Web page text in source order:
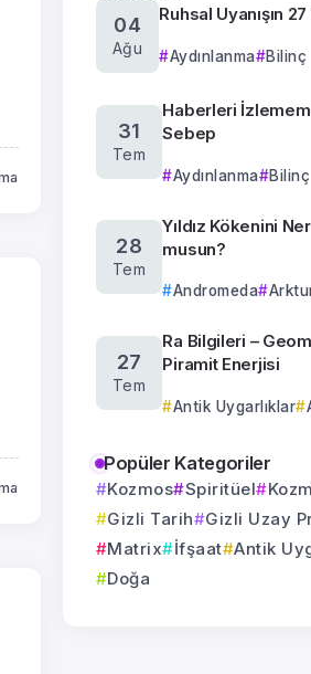
04
Ağu
Ruhsal Uyanışın
Aydınlanma Bilinç
31
Tem
Haberleri
Sebep
Aydınlanma Bilinç
28
Tem
Yıldız Kökenini
musun?
Andromeda
27
Tem
Ra Bilgileri –
Piramit Enerjisi
Antik Uygarlıklar
Popüler Kategoriler
Kozmos Spiritüel
Gizli Tarih
Gizli Uzay
Matrix
İfşaat Antik
Doğa